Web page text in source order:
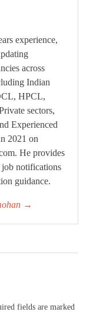
experience,
across
Indian
HPCL,
sectors,
Experienced
2021 on
He provides
job notifications
guidance.
→
fields are marked